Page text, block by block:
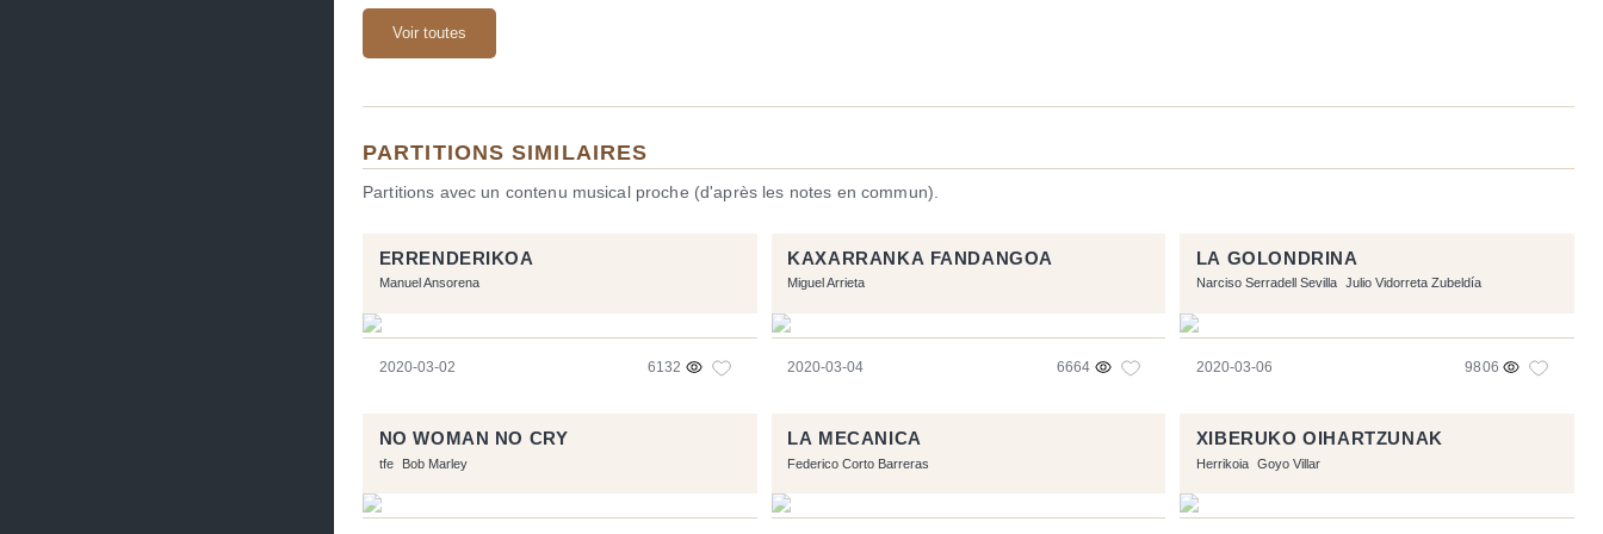
Voir toutes
PARTITIONS SIMILAIRES
Partitions avec un contenu musical proche (d'après les notes en commun).
ERRENDERIKOA
Manuel Ansorena
2020-03-02 6132
KAXARRANKA FANDANGOA
Miguel Arrieta
2020-03-04 6664
LA GOLONDRINA
Narciso Serradell Sevilla Julio Vidorreta Zubeldía
2020-03-06 9806
NO WOMAN NO CRY
tfe Bob Marley
LA MECANICA
Federico Corto Barreras
XIBERUKO OIHARTZUNAK
Herrikoia Goyo Villar